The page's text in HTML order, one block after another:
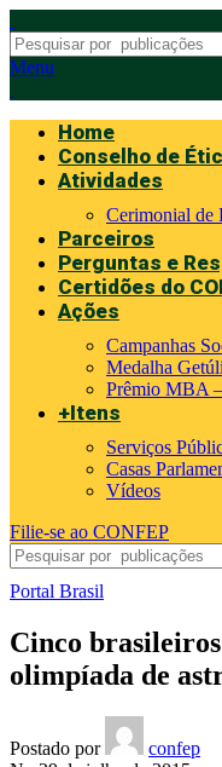
Menu
Home
Conselho de
Atividades
Cerimonial de
Parceiros
Perguntas e
Certidões do
Ações
Campanhas
Medalha
Prêmio MBA
+Itens
Serviços
Casas
Vídeos
Filie-se ao CONFEP
Portal Brasil
Cinco
olimpíada de
Postado por
confep